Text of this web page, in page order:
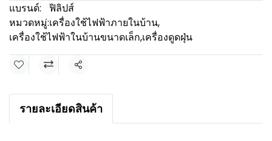
แบรนด์:
ฟิลิปส์
หมวดหมู่:เครื่องใช้ไฟฟ้าภายในบ้าน,
เครื่องใช้ไฟฟ้าในบ้านขนาดเล็ก,เครื่องดูดฝุ่น
แชร์
รายละเอียดสินค้า